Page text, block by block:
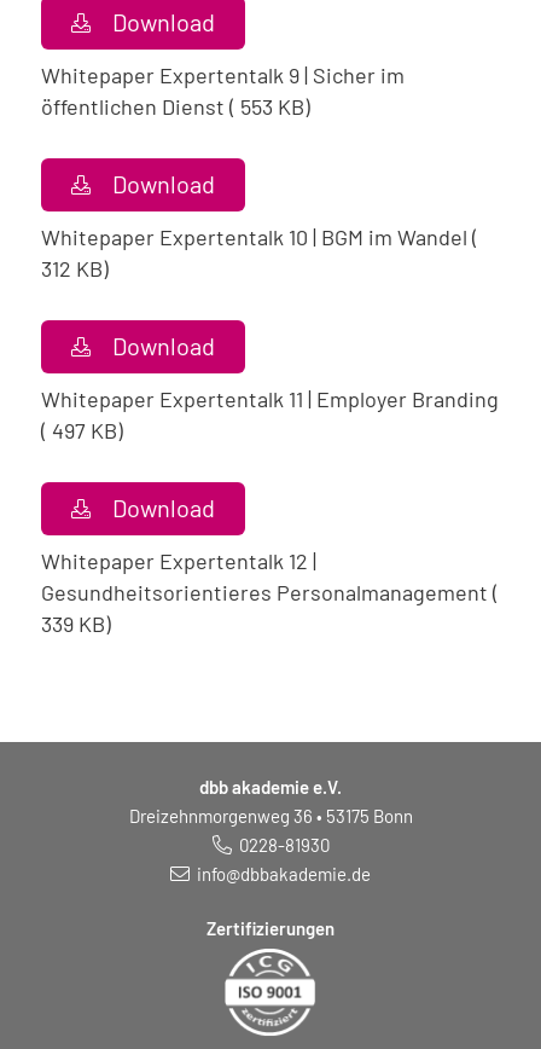
Download
Whitepaper Expertentalk 9 | Sicher im
öffentlichen Dienst ( 553 KB)
Download
Whitepaper Expertentalk 10 | BGM im Wandel (
312 KB)
Download
Whitepaper Expertentalk 11 | Employer Branding
( 497 KB)
Download
Whitepaper Expertentalk 12 |
Gesundheitsorientieres Personalmanagement (
339 KB)
dbb akademie e.V.
Dreizehnmorgenweg 36 • 53175 Bonn
0228-81930
info@dbbakademie.de
Zertifizierungen